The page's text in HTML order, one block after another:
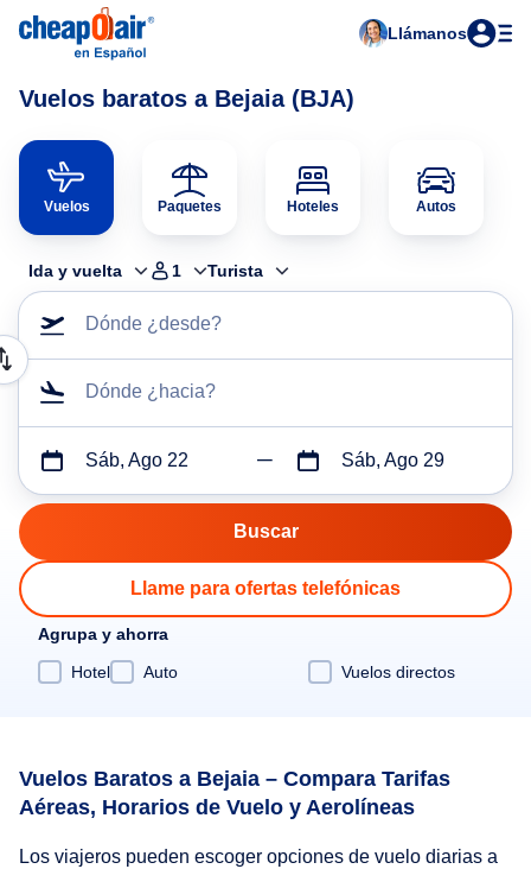
Llámanos
Vuelos baratos a Bejaia (BJA)
Vuelos Paquetes Hoteles Autos
Ida y vuelta 1 Turista
Dónde ¿desde?
Dónde ¿hacia?
Sáb, Ago 22 Sáb, Ago 29
Llame para ofertas telefónicas
Agrupa y ahorra
Hotel
Auto Vuelos directos
Vuelos Baratos a Bejaia – Compara Tarifas
Aéreas, Horarios de Vuelo y Aerolíneas
Los viajeros pueden escoger opciones de vuelo diarias a